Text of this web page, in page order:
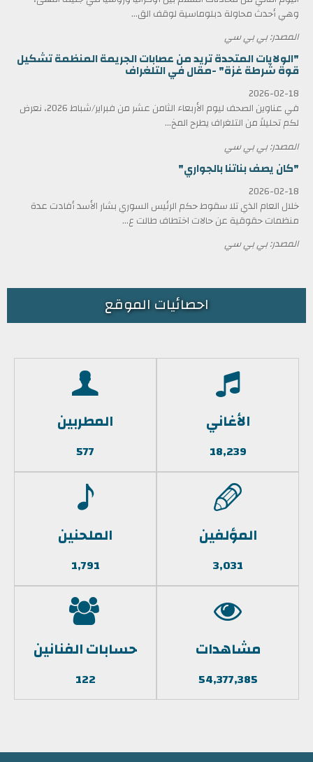
وهي أحدث محاولة دبلوماسية لوقف الق...
المصدر: بي بي سي
"الولايات المتحدة تريد من عصابات الجريمة المنظمة تشكيل
قوة شرطة غزة" -مقال في التلغراف
2026-02-18
في عناوين الصحف ليوم الأربعاء الثامن عشر من فبراير/شباط 2026، نعرض
لكم تحليلاً من التلغراف يطرح المخ...
المصدر: بي بي سي
"كان يصف بناتنا بالجواري"
2026-02-18
خلال العام الذي تلا سقوط حكم الرئيس السوري بشار الأسد أفادت عدة
منظمات حقوقية عن حالات اختطاف طالت ع...
المصدر: بي بي سي
احصائيات الموقع
الأغاني
18,239
المطربين
577
المؤلفين
3,031
الملحنين
1,791
مشاهدات
54,377,385
حسابات الفنانين
122